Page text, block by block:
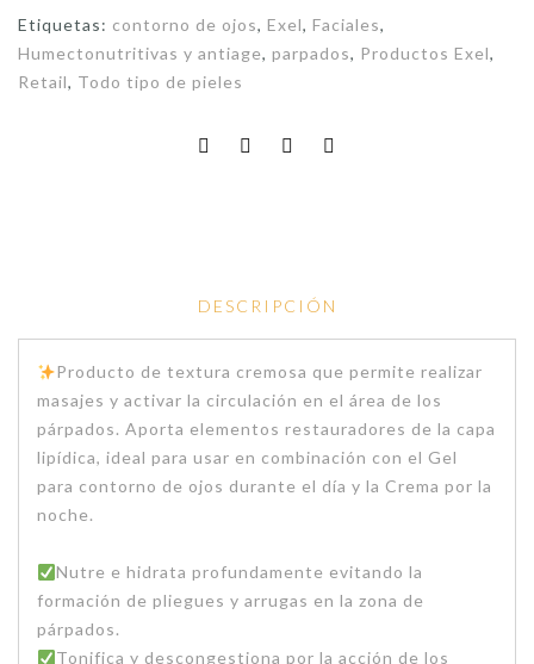
Etiquetas: contorno de ojos, Exel, Faciales,
Humectonutritivas y antiage, parpados, Productos Exel,
Retail, Todo tipo de pieles
DESCRIPCIÓN
Producto de textura cremosa que permite realizar
masajes y activar la circulación en el área de los
párpados. Aporta elementos restauradores de la capa
lipídica, ideal para usar en combinación con el Gel
para contorno de ojos durante el día y la Crema por la
noche.
Nutre e hidrata profundamente evitando la
formación de pliegues y arrugas en la zona de
párpados.
Tonifica y descongestiona por la acción de los